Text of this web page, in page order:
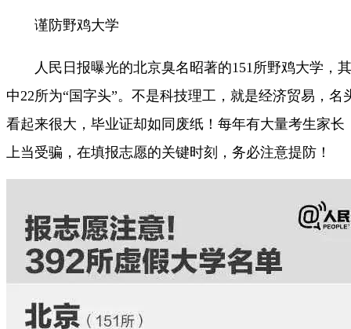
谨防野鸡大学
人民日报曝光的北京臭名昭著的151所野鸡大学，其
中22所为“国字头”。不是科技理工，就是经济贸易，名
看起来很大，毕业证却如同废纸！每年有大量考生家长
上当受骗，在填报志愿的关键时刻，务必注意提防！